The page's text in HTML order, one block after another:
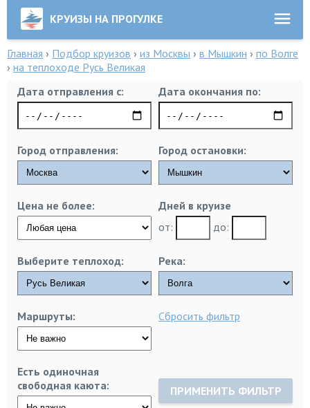
КРУИЗЫ НА ПРОГУЛКЕ
Главная › Подбор круизов › из Москвы › в Мышкин › по Волге
› на теплоходе Русь Великая
Дата отправления с:
Дата окончания по:
Город отправления: Город остановки:
Цена не более:
Дней в круизе
от:
до:
Выберите теплоход: Река:
Маршруты: Сбросить фильтр
Есть одиночная
свободная каюта:
ПРИМЕНИТЬ ФИЛЬТР